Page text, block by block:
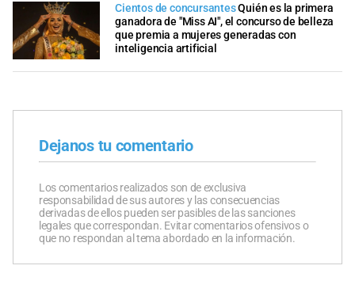
Cientos de concursantesQuién es la primera
ganadora de "Miss AI", el concurso de belleza
que premia a mujeres generadas con
inteligencia artificial
Dejanos tu comentario
Los comentarios realizados son de exclusiva
responsabilidad de sus autores y las consecuencias
derivadas de ellos pueden ser pasibles de las sanciones
legales que correspondan. Evitar comentarios ofensivos o
que no respondan al tema abordado en la información.